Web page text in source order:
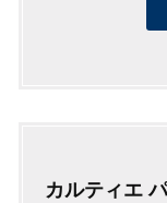
カルティエ